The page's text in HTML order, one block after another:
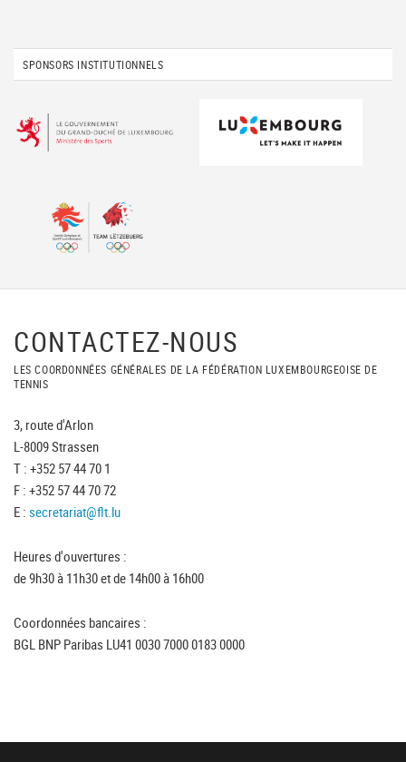
SPONSORS INSTITUTIONNELS
CONTACTEZ-NOUS
LES COORDONNÉES GÉNÉRALES DE LA FÉDÉRATION LUXEMBOURGEOISE DE
TENNIS
3, route d'Arlon
L-8009 Strassen
T : +352 57 44 70 1
F : +352 57 44 70 72
E : secretariat@flt.lu
Heures d'ouvertures :
de 9h30 à 11h30 et de 14h00 à 16h00
Coordonnées bancaires :
BGL BNP Paribas LU41 0030 7000 0183 0000